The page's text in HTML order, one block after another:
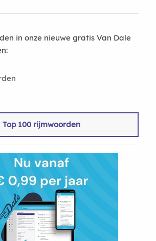
in onze nieuwe gratis Van Dale
Top 100 rijmwoorden